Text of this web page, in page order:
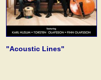
"Acoustic Lines"